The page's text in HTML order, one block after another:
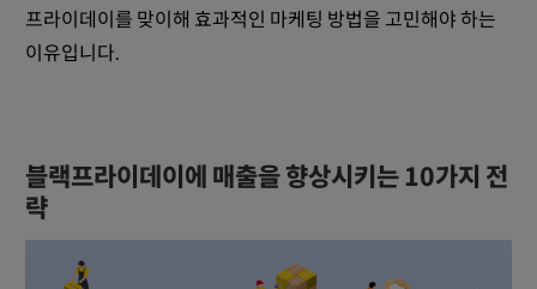
프라이데이를 맞이해 효과적인 마케팅 방법을 고민해야 하는
이유입니다.
블랙프라이데이에 매출을 향상시키는 10가지 전
략